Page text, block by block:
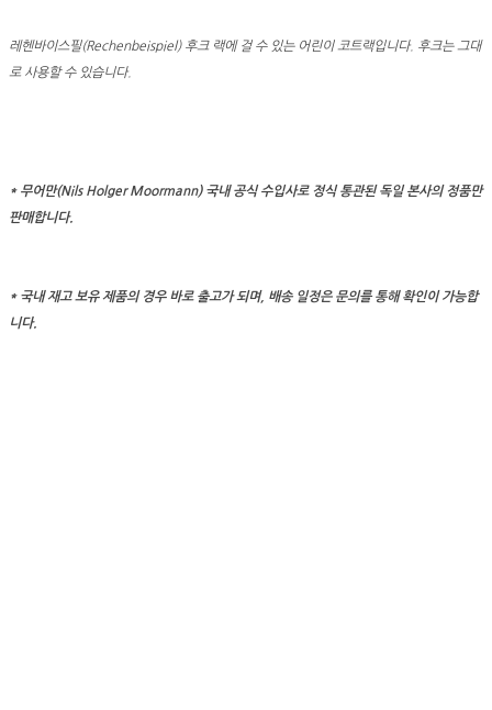
레헨바이스필(Rechenbeispiel) 후크 랙에 걸 수 있는 어린이 코트랙입니다. 후크는 그대
로 사용할 수 있습니다.
* 무어만(Nils Holger Moormann) 국내 공식 수입사로 정식 통관된 독일 본사의 정품만
판매합니다.
* 국내 재고 보유 제품의 경우 바로 출고가 되며, 배송 일정은 문의를 통해 확인이 가능합
니다.